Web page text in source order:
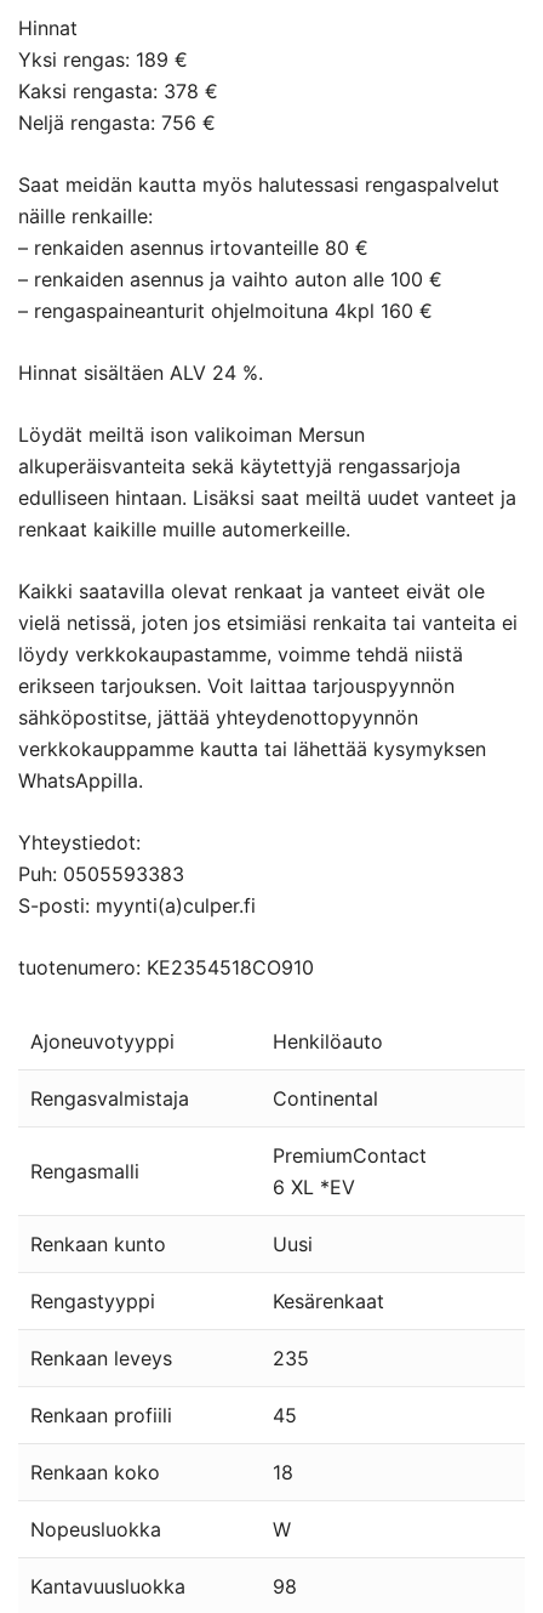
Hinnat
Yksi rengas: 189 €
Kaksi rengasta: 378 €
Neljä rengasta: 756 €
Saat meidän kautta myös halutessasi rengaspalvelut
näille renkaille:
– renkaiden asennus irtovanteille 80 €
– renkaiden asennus ja vaihto auton alle 100 €
– rengaspaineanturit ohjelmoituna 4kpl 160 €
Hinnat sisältäen ALV 24 %.
Löydät meiltä ison valikoiman Mersun
alkuperäisvanteita sekä käytettyjä rengassarjoja
edulliseen hintaan. Lisäksi saat meiltä uudet vanteet ja
renkaat kaikille muille automerkeille.
Kaikki saatavilla olevat renkaat ja vanteet eivät ole
vielä netissä, joten jos etsimiäsi renkaita tai vanteita ei
löydy verkkokaupastamme, voimme tehdä niistä
erikseen tarjouksen. Voit laittaa tarjouspyynnön
sähköpostitse, jättää yhteydenottopyynnön
verkkokauppamme kautta tai lähettää kysymyksen
WhatsAppilla.
Yhteystiedot:
Puh: 0505593383
S-posti: myynti(a)culper.fi
tuotenumero: KE2354518CO910
Ajoneuvotyyppi Henkilöauto
Rengasvalmistaja Continental
Rengasmalli
PremiumContact
6 XL *EV
Renkaan kunto Uusi
Rengastyyppi Kesärenkaat
Renkaan leveys 235
Renkaan profiili 45
Renkaan koko 18
Nopeusluokka W
Kantavuusluokka 98